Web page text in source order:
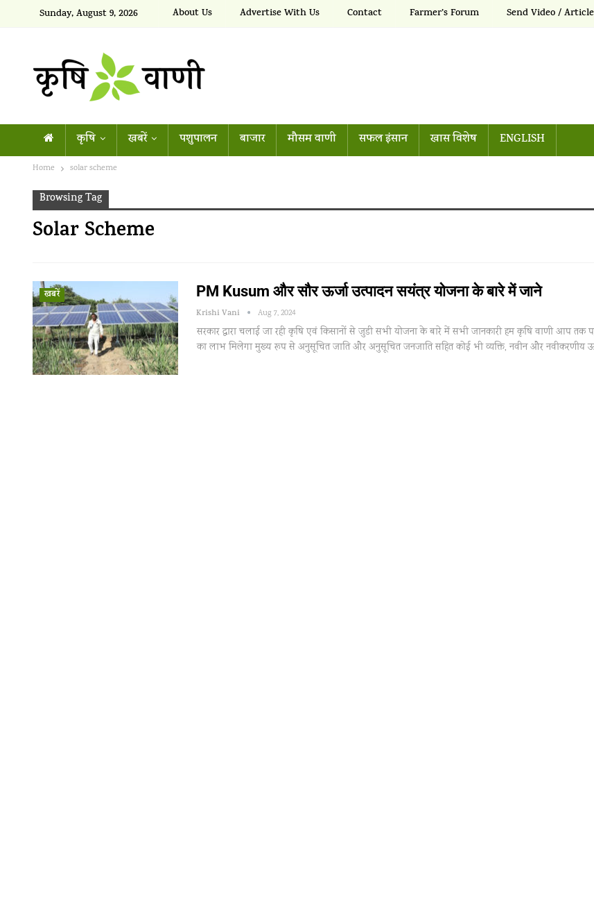
Sunday, August 9, 2026 About Us Advertise With Us Contact Farmer’s Forum Send Video /
कृषि खबरें पशुपालन बाजार मौसम वाणी सफल इंसान खास विशेष ENGLISH
Home solar scheme
Browsing Tag
Solar Scheme
खबरें PM Kusum और सौर ऊर्जा उत्पादन सयंत्र योजना के बारे में जाने
Krishi Vani Aug 7, 2024
सरकार द्वारा चलाई जा रही कृषि एवं किसानों से जुडी सभी योजना के बारे में सभी जानकारी हम कृषि वाणी आप तक
का लाभ मिलेगा मुख्य रूप से अनुसूचित जाति और अनुसूचित जनजाति सहित कोई भी व्यक्ति, नवीन और नवीकरणीय